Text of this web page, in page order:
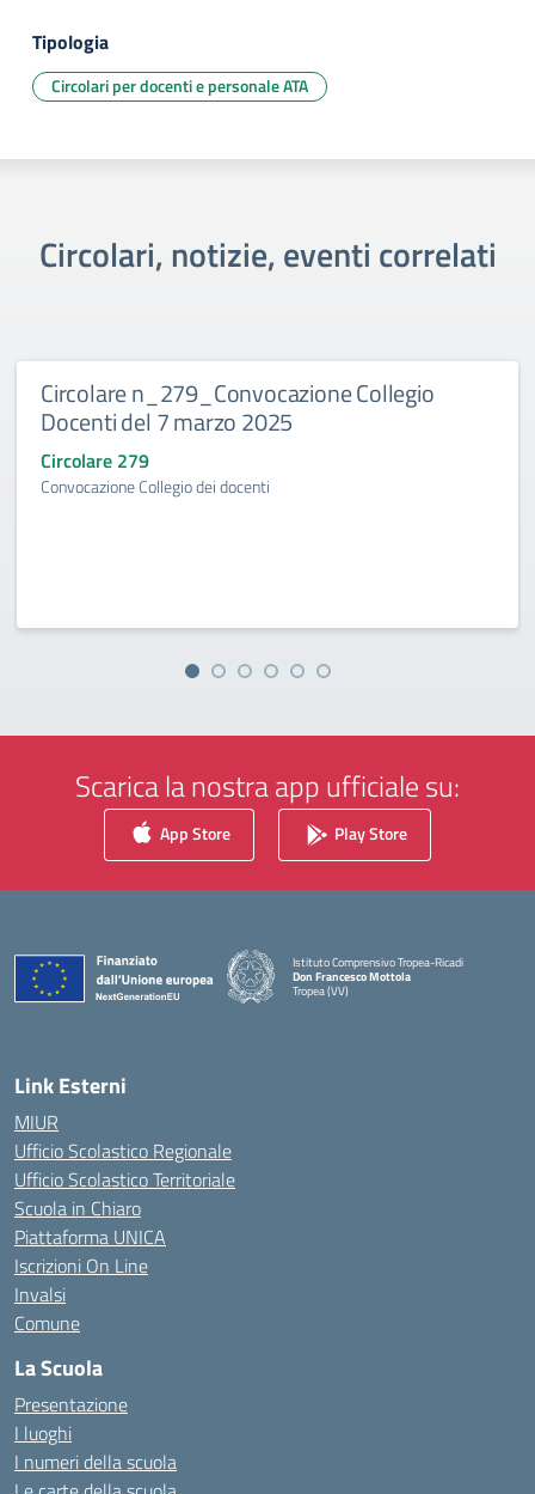
Tipologia
Circolari per docenti e personale ATA
Circolari, notizie, eventi correlati
Circolare n_279_Convocazione Collegio
Docenti del 7 marzo 2025
Circolare 279
Convocazione Collegio dei docenti
Scarica la nostra app ufficiale su:
App Store Play Store
Istituto Comprensivo Tropea-Ricadi
Don Francesco Mottola
Tropea (VV)
— Visita la pagina iniziale della scuola
Link Esterni
MIUR
Ufficio Scolastico Regionale
Ufficio Scolastico Territoriale
Scuola in Chiaro
Piattaforma UNICA
Iscrizioni On Line
Invalsi
Comune
La Scuola
Presentazione
I luoghi
I numeri della scuola